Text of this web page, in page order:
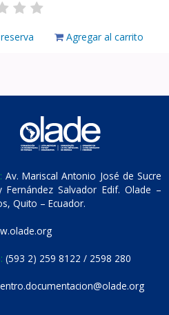
Agregar al carrito
Av. Mariscal Antonio José de Sucre
Fernández Salvador Edif. Olade –
Quito – Ecuador.
(593 2) 259 8122 / 2598 280